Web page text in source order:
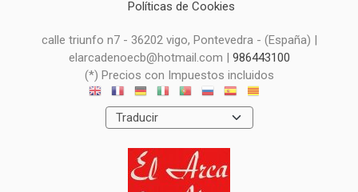
Políticas de Cookies
calle triunfo n7 - 36202 vigo, Pontevedra - (España) |
elarcadenoecb@hotmail.com | 986443100
(*) Precios con Impuestos incluidos